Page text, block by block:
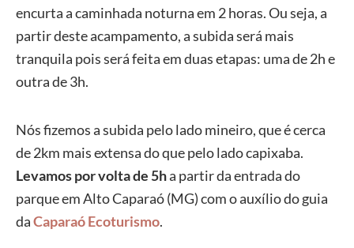
encurta a caminhada noturna em 2 horas. Ou seja, a
partir deste acampamento, a subida será mais
tranquila pois será feita em duas etapas: uma de 2h e
outra de 3h.
Nós fizemos a subida pelo lado mineiro, que é cerca
de 2km mais extensa do que pelo lado capixaba.
Levamos por volta de 5ha partir da entrada do
parque em Alto Caparaó (MG) com o auxílio do guia
daCaparaó Ecoturismo.